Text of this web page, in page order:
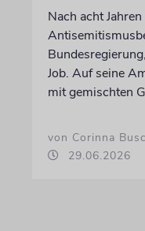
Nach acht
Job. Auf seine
mit gemischten
von Corinna
29.06.2026